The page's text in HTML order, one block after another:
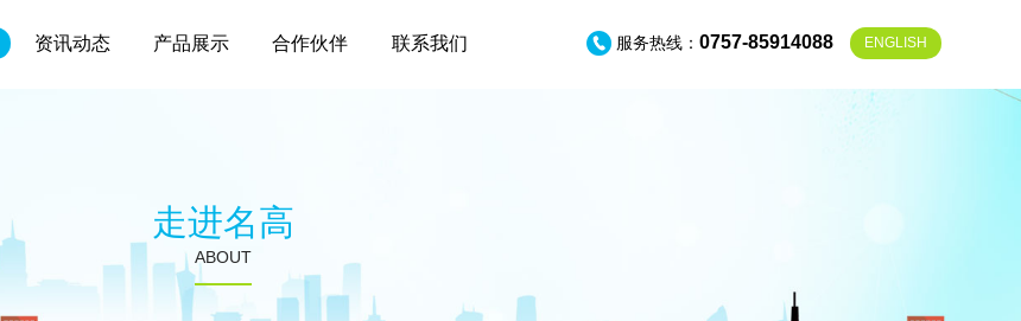
服务热线： 0757-85914088 ENGLISH
资讯动态 产品展示 合作伙伴 联系我们
走进名高
ABOUT